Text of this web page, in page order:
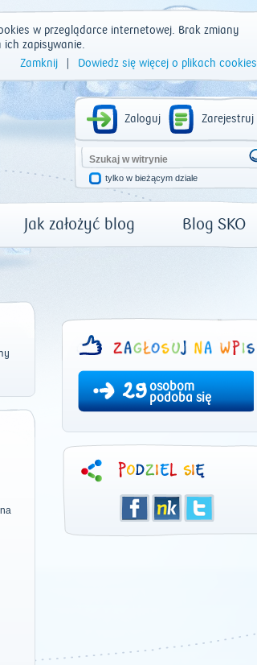
w przeglądarce internetowej. Brak zmiany
zapisywanie.
Zamknij
Dowiedz się więcej o plikach cookies
Zaloguj Zarejestruj
tylko w bieżącym dziale
Jak założyć blog Blog SKO
29osobom
podoba się